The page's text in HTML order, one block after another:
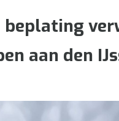
beplating
aan den